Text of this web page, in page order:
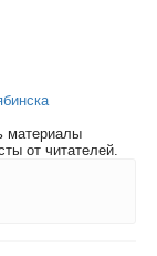
материалы
от читателей.